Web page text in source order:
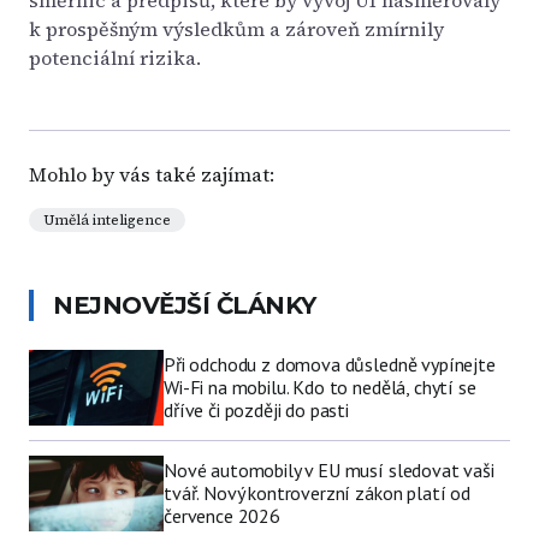
k prospěšným výsledkům a zároveň zmírnily
potenciální rizika.
Mohlo by vás také zajímat:
Umělá inteligence
NEJNOVĚJŠÍ ČLÁNKY
Při odchodu z domova důsledně vypínejte
Wi-Fi na mobilu. Kdo to nedělá, chytí se
dříve či později do pasti
Nové automobily v EU musí sledovat vaši
tvář. Nový kontroverzní zákon platí od
července 2026